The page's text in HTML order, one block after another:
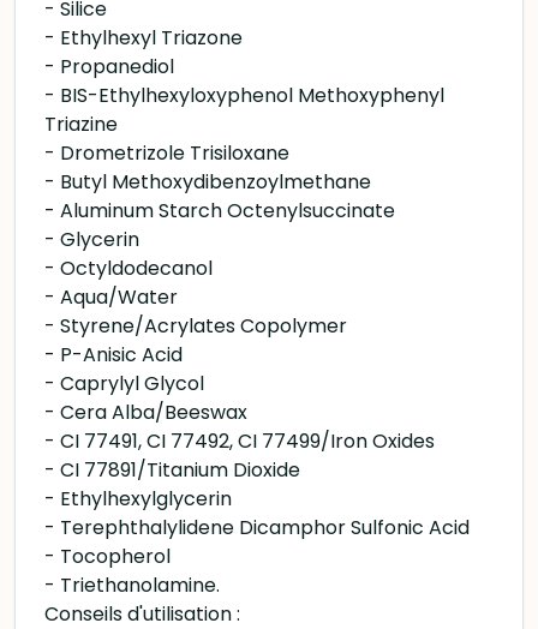
- Silice
- Ethylhexyl Triazone
- Propanediol
- BIS-Ethylhexyloxyphenol Methoxyphenyl
Triazine
- Drometrizole Trisiloxane
- Butyl Methoxydibenzoylmethane
- Aluminum Starch Octenylsuccinate
- Glycerin
- Octyldodecanol
- Aqua/Water
- Styrene/Acrylates Copolymer
- P-Anisic Acid
- Caprylyl Glycol
- Cera Alba/Beeswax
- CI 77491, CI 77492, CI 77499/Iron Oxides
- CI 77891/Titanium Dioxide
- Ethylhexylglycerin
- Terephthalylidene Dicamphor Sulfonic Acid
- Tocopherol
- Triethanolamine.
Conseils d'utilisation :